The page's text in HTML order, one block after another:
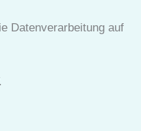
Datenverarbeitung auf